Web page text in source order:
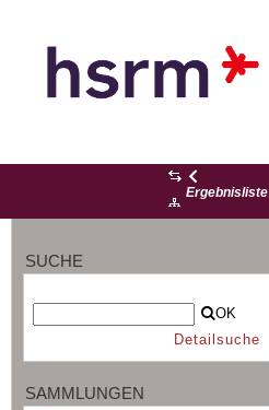
Ergebnisliste
SUCHE
OK
Detailsuche
SAMMLUNGEN